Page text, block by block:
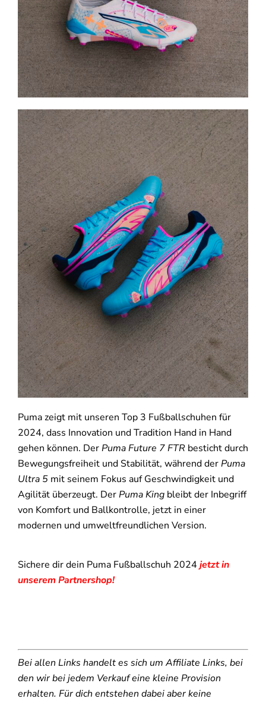
Puma zeigt mit unseren Top 3 Fußballschuhen für
2024, dass Innovation und Tradition Hand in Hand
gehen können. DerPuma Future 7 FTRbesticht durch
Bewegungsfreiheit und Stabilität, während derPuma
Ultra 5mit seinem Fokus auf Geschwindigkeit und
Agilität überzeugt. DerPuma Kingbleibt der Inbegriff
von Komfort und Ballkontrolle, jetzt in einer
modernen und umweltfreundlichen Version.
Sichere dir dein Puma Fußballschuh 2024 jetzt in
unserem Partnershop!
Bei allen Links handelt es sich um Affiliate Links, bei
den wir bei jedem Verkauf eine kleine Provision
erhalten. Für dich entstehen dabei aber keine